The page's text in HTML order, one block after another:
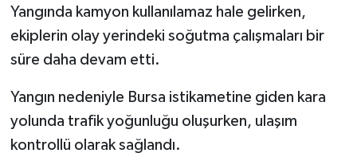
Yangında kamyon kullanılamaz hale gelirken,
ekiplerin olay yerindeki soğutma çalışmaları bir
süre daha devam etti.
Yangın nedeniyle Bursa istikametine giden kara
yolunda trafik yoğunluğu oluşurken, ulaşım
kontrollü olarak sağlandı.